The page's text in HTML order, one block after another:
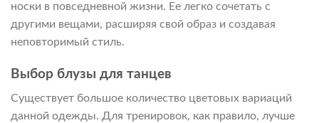
носки в повседневной жизни. Ее легко сочетать с
другими вещами, расширяя свой образ и создавая
неповторимый стиль.
Выбор блузы для танцев
Существует большое количество цветовых вариаций
данной одежды. Для тренировок, как правило, лучше